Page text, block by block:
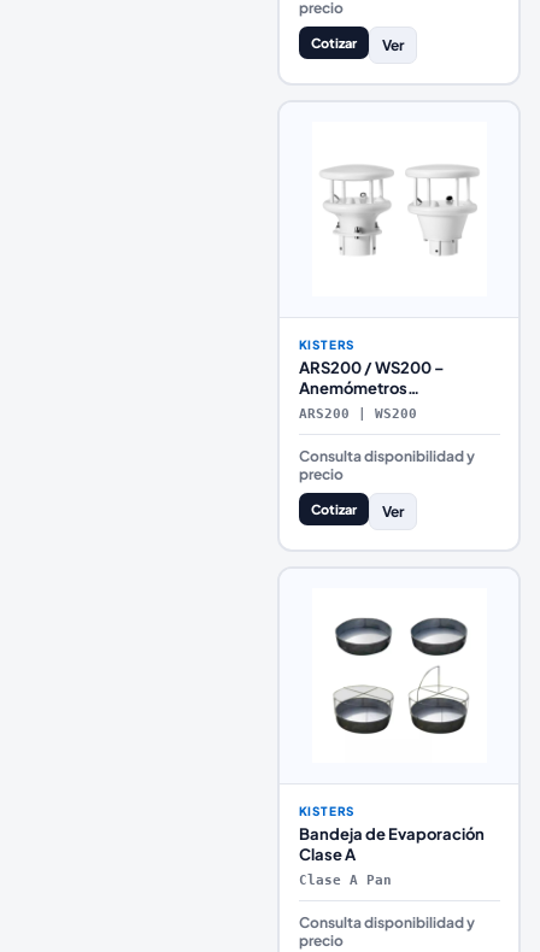
precio
Cotizar Ver
KISTERS
ARS200 / WS200 –
Anemómetros
Ultrasónicos Compactos
Dirección del Viento
(KISTERS)
ARS200 | WS200
Consulta disponibilidad y
precio
Cotizar Ver
KISTERS
Bandeja de Evaporación
Clase A
Clase A Pan
Consulta disponibilidad y
precio